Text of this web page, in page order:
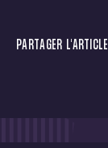
PARTAGER L'ARTICLE